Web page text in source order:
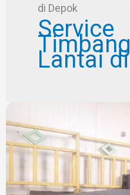
di Depok
Service
Lantai
Murah
Service
Kalibrasi
Timbangan
Lantai